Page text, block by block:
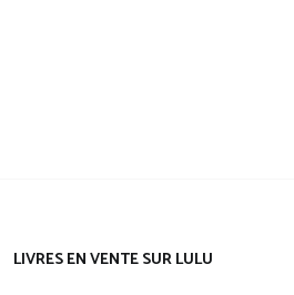
LIVRES EN VENTE SUR LULU